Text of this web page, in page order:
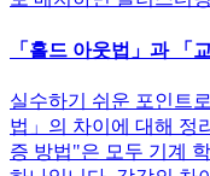
「홀드 아웃법」과 「
실수하기 쉬운 포인트
법」의 차이에 대해 정
증 방법"은 모두 기계